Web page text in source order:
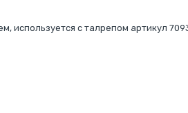
используется с талрепом артикул